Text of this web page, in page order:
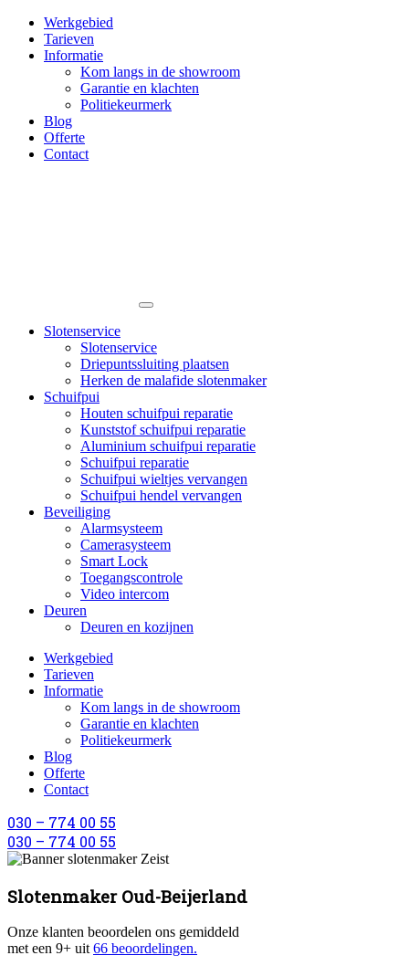
Werkgebied
Tarieven
Informatie
Kom langs in de showroom
Garantie en klachten
Politiekeurmerk
Blog
Offerte
Contact
Slotenservice
Slotenservice
Driepuntssluiting plaatsen
Herken de malafide slotenmaker
Schuifpui
Houten schuifpui reparatie
Kunststof schuifpui reparatie
Aluminium schuifpui reparatie
Schuifpui reparatie
Schuifpui wieltjes vervangen
Schuifpui hendel vervangen
Beveiliging
Alarmsysteem
Camerasysteem
Smart Lock
Toegangscontrole
Video intercom
Deuren
Deuren en kozijnen
Werkgebied
Tarieven
Informatie
Kom langs in de showroom
Garantie en klachten
Politiekeurmerk
Blog
Offerte
Contact
030 – 774 00 55
030 – 774 00 55
Slotenmaker Oud-Beijerland
Onze klanten beoordelen ons gemiddeld
met een 9+ uit66 beoordelingen.